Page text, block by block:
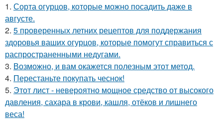
1. Сорта огурцов, которые можно посадить даже в
августе.
2. 5 проверенных летних рецептов для поддержания
здоровья ваших огурцов, которые помогут справиться с
распространенными недугами.
3. Возможно, и вам окажется полезным этот метод.
4. Перестаньте покупать чеснок!
5. Этот лист - невероятно мощное средство от высокого
давления, сахара в крови, кашля, отёков и лишнего
веса!